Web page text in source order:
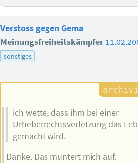
Verstoss gegen Gema
Meinungsfreiheitskämpfer
sonstiges
ich wette, dass ihm bei einer
Urheberrechtsverletzung das
gemacht wird.
Danke. Das muntert mich auf.